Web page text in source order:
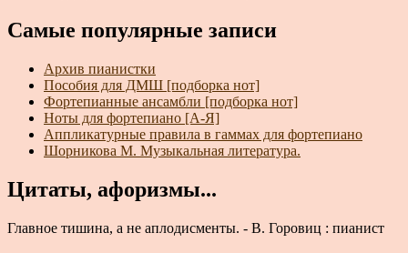
Самые популярные записи
Архив пианистки
Пособия для ДМШ [подборка нот]
Фортепианные ансамбли [подборка нот]
Ноты для фортепиано [А-Я]
Аппликатурные правила в гаммах для фортепиано
Шорникова М. Музыкальная литература.
Цитаты, афоризмы...
Главное тишина, а не аплодисменты. - В. Горовиц : пианист